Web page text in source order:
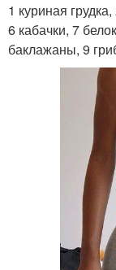
1 куриная
6 кабачки, 7
баклажаны, 9